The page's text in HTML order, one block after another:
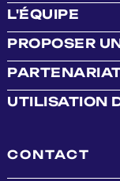
L'ÉQUIPE
PROPOSER
UTILISATION
CONTACT